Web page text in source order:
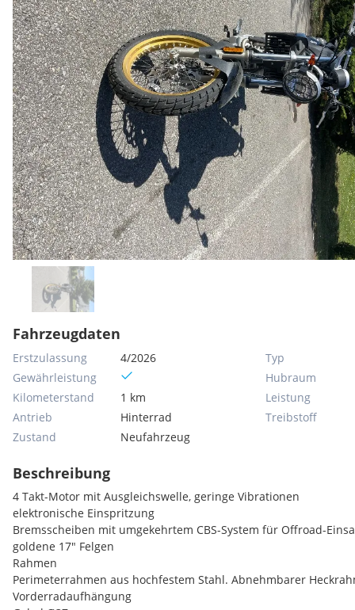
Fahrzeugdaten
Erstzulassung
4/2026
Gewährleistung
Kilometerstand
1 km
Antrieb
Hinterrad
Zustand
Neufahrzeug
Typ
Hubraum
Leistung
Treibstoff
Beschreibung
4 Takt-Motor mit Ausgleichswelle, geringe Vibrationen
elektronische Einspritzung
Bremsscheiben mit umgekehrtem CBS-System für Offroad-
goldene 17" Felgen
Rahmen
Perimeterrahmen aus hochfestem Stahl. Abnehmbarer
Vorderradaufhängung